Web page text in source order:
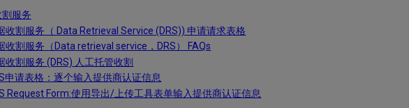
服务
收割服务（ Data Retrieval Service (DRS)) 申请请求表格
收割服务（Data retrieval service，DRS） FAQs
收割服务 (DRS) 人工托管收割
申请表格：逐个输入提供商认证信息
Request Form:使用导出/上传工具表单输入提供商认证信息